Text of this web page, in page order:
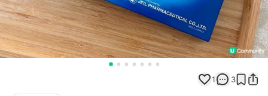
1 3